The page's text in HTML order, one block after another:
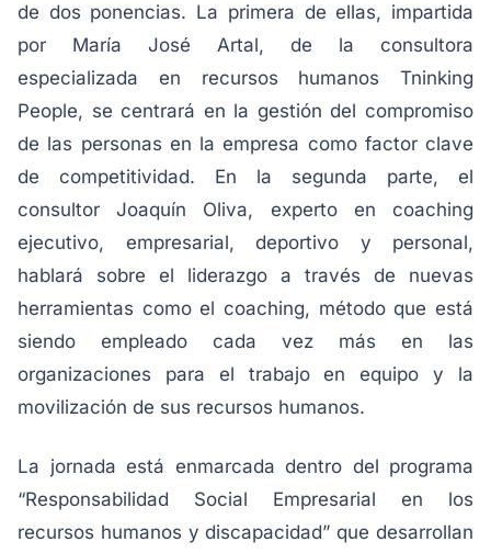
de dos ponencias. La primera de ellas, impartida
por María José Artal, de la consultora
especializada en recursos humanos Tninking
People, se centrará en la gestión del compromiso
de las personas en la empresa como factor clave
de competitividad. En la segunda parte, el
consultor Joaquín Oliva, experto en coaching
ejecutivo, empresarial, deportivo y personal,
hablará sobre el liderazgo a través de nuevas
herramientas como el coaching, método que está
siendo empleado cada vez más en las
organizaciones para el trabajo en equipo y la
movilización de sus recursos humanos.
La jornada está enmarcada dentro del programa
“Responsabilidad Social Empresarial en los
recursos humanos y discapacidad” que desarrollan